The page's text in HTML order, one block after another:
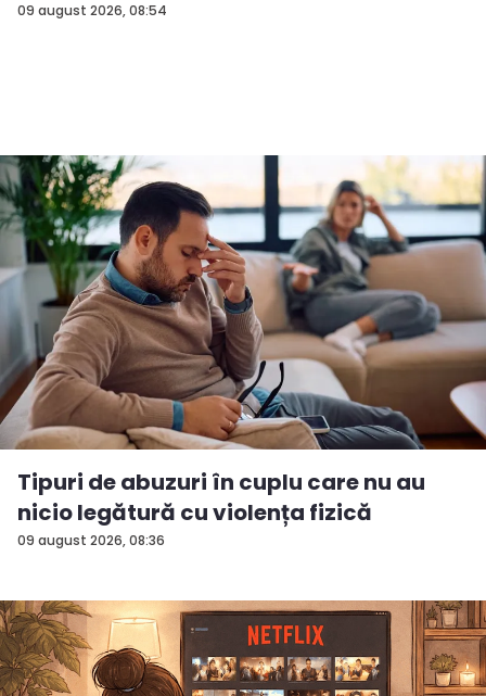
09 august 2026, 08:54
09 august 2026, 08:36
Tipuri de abuzuri în cuplu care nu au
nicio legătură cu violența fizică